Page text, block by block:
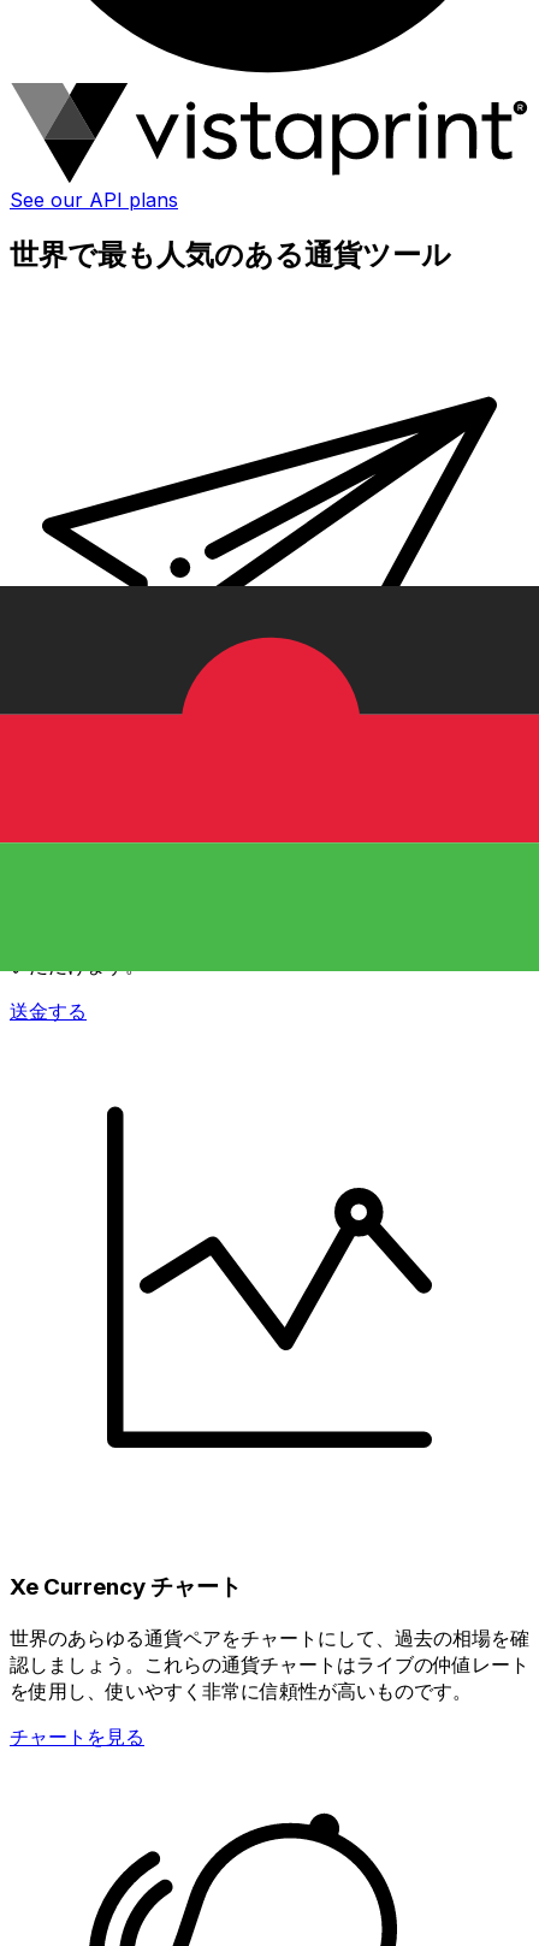
See our API plans
世界で最も人気のある通貨ツール
送金する
Xe Currency チャート
世界のあらゆる通貨ペアをチャートにして、過去の相場を確
認しましょう。これらの通貨チャートはライブの仲値レート
を使用し、使いやすく非常に信頼性が高いものです。
チャートを見る